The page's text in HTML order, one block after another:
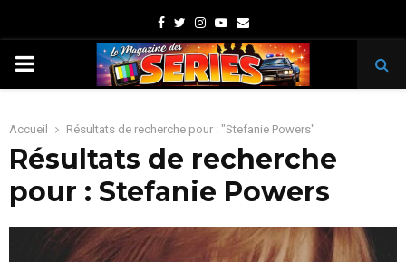
Facebook
TwitterInstagram
Youtube
Email
PRIMARY
Accueil Résultats de recherche pour : "Stefanie Powers"
Résultats de recherche
pour : Stefanie Powers